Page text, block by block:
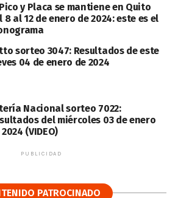
y Placa se mantiene en Quito
8 al 12 de enero de 2024: este es el
sorteo 3047: Resultados de este
04 de enero de 2024
Nacional sorteo 7022:
del miércoles 03 de enero
(VIDEO)
PUBLICIDAD
PATROCINADO